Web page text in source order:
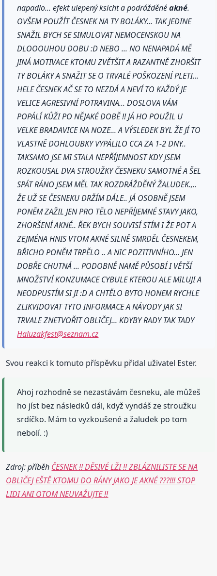
napadlo... efekt ulepený ksicht a podrážděnéakné.
OVŠEM POUŽÍT ČESNEK NA TY BOLÁKY... TAK JEDINE
SNAŽIL BYCH SE SIMULOVAT NEMOCENSKOU NA
DLOOOUHOU DOBU :D NEBO ... NO NENAPADÁ MĚ
JINÁ MOTIVACE KTOMU ZVĚTŠIT A RAZANTNĚ ZHORŠIT
TY BOLÁKY A SNAŽIT SE O TRVALÉ POŠKOZENÍ PLETI...
HELE ČESNEK AČ SE TO NEZDÁ A NEVÍ TO KAŽDÝ JE
VELICE AGRESIVNÍ POTRAVINA... DOSLOVA VÁM
POPÁLÍ KŮŽI PO NĚJAKÉ DOBĚ !! JÁ HO POUŽIL U
VELKE BRADAVICE NA NOZE... A VÝSLEDEK BYL ŽE JÍ TO
VLASTNĚ DOHLOUBKY VYPÁLILO CCA ZA 1-2 DNY..
TAKSAMO JSE MI STALA NEPŘÍJEMNOST KDY JSEM
ROZKOUSAL DVA STROUŽKY ČESNEKU SAMOTNÉ A ŠEL
SPÁT RÁNO JSEM MĚL TAK ROZDRÁŽDĚNÝ ŽALUDEK.,..
ŽE UŽ SE ČESNEKU DRŽÍM DÁLE.. JÁ OSOBNĚ JSEM
PONĚM ZAŽIL JEN PRO TĚLO NEPŘÍJEMNÉ STAVY JAKO,
ZHORŠENÍ AKNÉ.. ŘEK BYCH SOUVISÍ STÍM I ŽE POT A
ZEJMÉNA HNIS VTOM AKNÉ SILNĚ SMRDĚL ČESNEKEM,
BŘICHO PONĚM TRPĚLO .. A NIC POZITIVNÍHO... JEN
DOBŘE CHUTNÁ ... PODOBNĚ NAMĚ PŮSOBÍ I VĚTŠÍ
MNOŽSTVÍ KONZUMACE CYBULE KTEROU ALE MILUJI A
NEODPUSTÍM SI JI :D A CHTĚLO BYTO HONEM RYCHLE
ZLIKVIDOVAT TYTO INFORMACE A NÁVODY JAK SI
TRVALE ZNETVOŘIT OBLIČEJ... KDYBY RADY TAK TADY
Haluzakfest@seznam.cz
Svou reakci k tomuto příspěvku přidal uživatel Ester.
Ahoj rozhodně se nezastávám česneku, ale můžeš
ho jíst bez následků dál, když vyndáš ze stroužku
srdíčko. Mám to vyzkoušené a žaludek po tom
nebolí. :)
Zdroj: příběh ČESNEK !! DĚSIVÉ LŽI !! ZBLÁZNILISTE SE NA
OBLIČEJ EŠTĚ KTOMU DO RÁNY JAKO JE AKNÉ ???!!! STOP
LIDI ANI OTOM NEUVAŽUJTE !!